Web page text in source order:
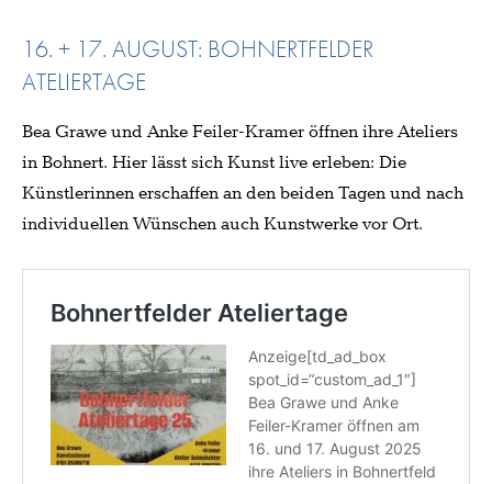
16. + 17. AUGUST: BOHNERTFELDER
ATELIERTAGE
Bea Grawe und Anke Feiler-Kramer öffnen ihre Ateliers
in Bohnert. Hier lässt sich Kunst live erleben: Die
Künstlerinnen erschaffen an den beiden Tagen und nach
individuellen Wünschen auch Kunstwerke vor Ort.